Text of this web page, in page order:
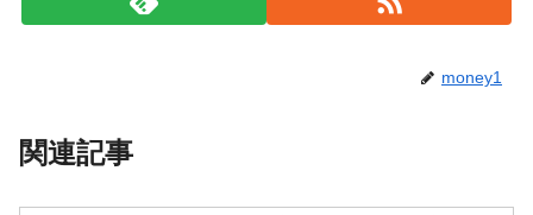
money1
関連記事